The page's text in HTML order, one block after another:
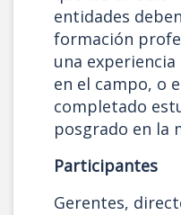
entidades
formación
una
en el campo, o
completado
posgrado en la
Participantes
Gerentes,